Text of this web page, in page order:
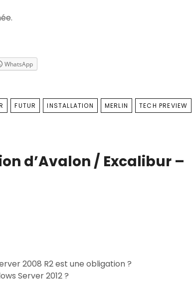
WhatsApp
FUTUR INSTALLATION MERLIN TECH PREVIEW
d’Avalon / Excalibur –
2008 R2 est une obligation ?
Server 2012 ?